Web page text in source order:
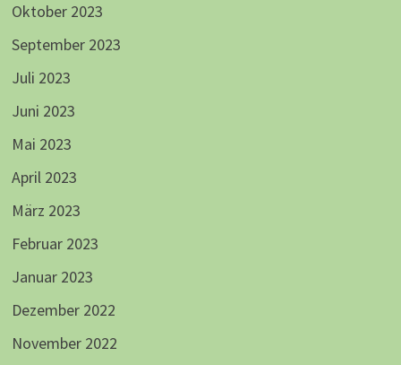
Oktober 2023
September 2023
Juli 2023
Juni 2023
Mai 2023
April 2023
März 2023
Februar 2023
Januar 2023
Dezember 2022
November 2022